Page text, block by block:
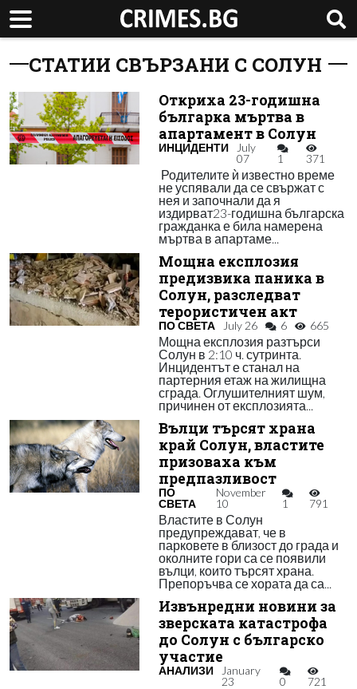
СТАТИИ СВЪРЗАНИ С СОЛУН
Откриха 23-годишна
българка мъртва в
апартамент в Солун
ИНЦИДЕНТИ
July
07
1 371
Родителите ѝ известно време
не успявали да се свържат с
нея и започнали да я
издирват23-годишна българска
гражданка е била намерена
мъртва в апартаме...
Мощна експлозия
предизвика паника в
Солун, разследват
терористичен акт
ПО СВЕТА July 26 6 665
Мощна експлозия разтърси
Солун в 2:10 ч. сутринта.
Инцидентът е станал на
партерния етаж на жилищна
сграда. Оглушителният шум,
причинен от експлозията...
Вълци търсят храна
край Солун, властите
призоваха към
предпазливост
ПО
СВЕТА
November
10
1 791
Властите в Солун
предупреждават, че в
парковете в близост до града и
околните гори са се появили
вълци, които търсят храна.
Препоръчва се хората да са...
Извънредни новини за
зверската катастрофа
до Солун с българско
участие
АНАЛИЗИ
January
23
0 721